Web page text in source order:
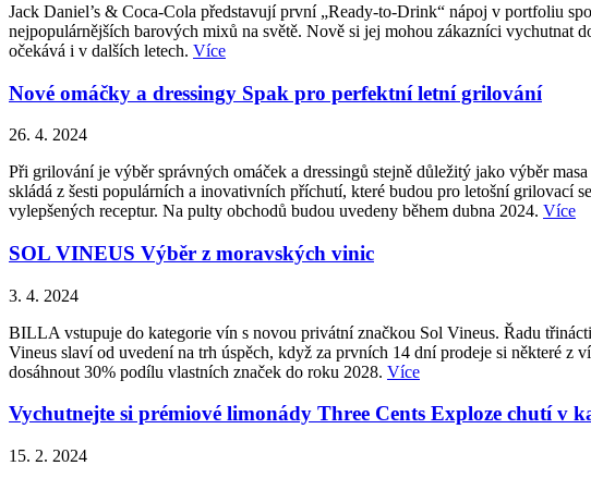
Jack Daniel’s & Coca-Cola představují první „Ready-to-Drink“ nápoj v portfoliu
nejpopulárnějších barových mixů na světě. Nově si jej mohou zákazníci
očekává i v dalších letech. Více
Nové omáčky a dressingy Spak pro perfektní letní grilování
26. 4. 2024
Při grilování je výběr správných omáček a dressingů stejně důležitý jako výběr
skládá z šesti populárních a inovativních příchutí, které budou pro letošní grilovací
vylepšených receptur. Na pulty obchodů budou uvedeny během dubna 2024. Více
SOL VINEUS Výběr z moravských vinic
3. 4. 2024
BILLA vstupuje do kategorie vín s novou privátní značkou Sol Vineus. Řadu
Vineus slaví od uvedení na trh úspěch, když za prvních 14 dní prodeje si některé
dosáhnout 30% podílu vlastních značek do roku 2028. Více
Vychutnejte si prémiové limonády Three Cents Exploze chutí v
15. 2. 2024